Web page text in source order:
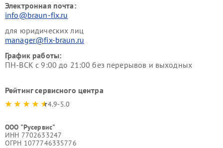
Электронная почта:
info@braun-fix.ru
для юридических лиц
manager@fix-braun.ru
График работы:
ПН-ВСК с 9:00 до 21:00 без перерывов и выходных
Рейтинг сервисного центра
4.9-5.0
ООО "Русервис"
ИНН 7702633247
ОГРН 1077746335776